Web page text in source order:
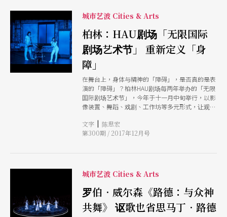
城市艺波 Cities & Arts
柏林：HAU剧场「无限国际
剧场艺术节」 重新定义「身
障」
在舞台上，身体与精神的「障碍」，是否真的是表
演的「障碍」？柏林HAU剧场每两年举办的「无限
国际剧场艺术节」，今年于十一月中旬举行，以影
像装置、舞蹈、戏剧、工作坊等多元形式，让观者
文字 | 陈思宏
第300期 / 2017年12月号
城市艺波 Cities & Arts
罗伯．威尔森《路德：与众神
共舞》 讴歌也省思马丁．路德